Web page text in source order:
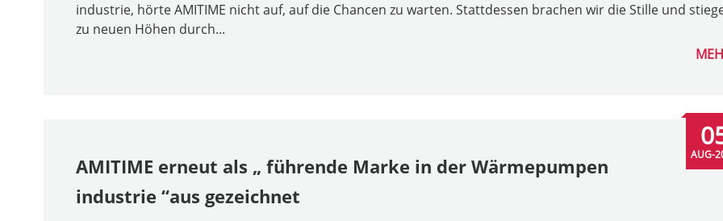
industrie, hörte AMITIME nicht auf, auf die Chancen zu warten. Stattdessen brachen wir die Stille und
zu neuen Höhen durch...
AMITIME erneut als „ führende Marke in der Wärmepumpen
industrie “aus gezeichnet
AUG-